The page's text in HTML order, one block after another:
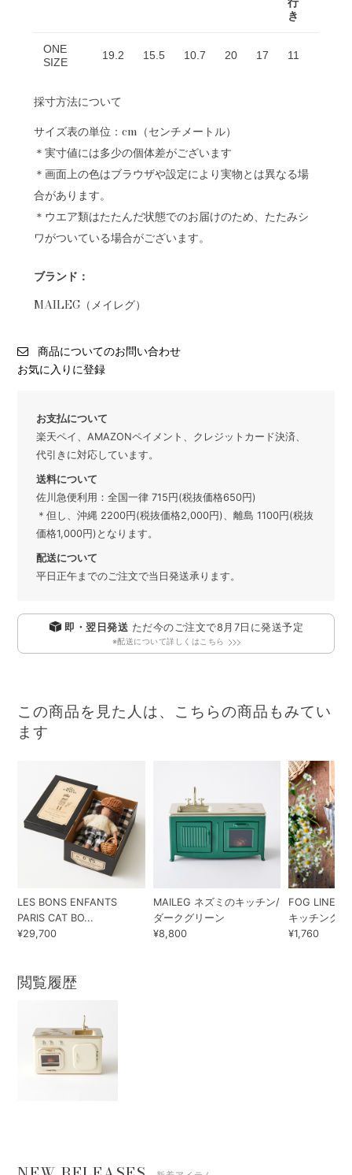
き
ONE
SIZE
19.2 15.5 10.7 20 17 11
採寸方法について
サイズ表の単位：cm（センチメートル）
＊実寸値には多少の個体差がございます
＊画面上の色はブラウザや設定により実物とは異なる場
合があります。
＊ウエア類はたたんだ状態でのお届けのため、たたみシ
ワがついている場合がございます。
ブランド：
MAILEG（メイレグ）
商品についてのお問い合わせ
お気に入りに登録
お支払について
楽天ペイ、AMAZONペイメント、クレジットカード決済、
代引きに対応しています。
送料について
佐川急便利用：全国一律 715円(税抜価格650円)
＊但し、沖縄 2200円(税抜価格2,000円)、離島 1100円(税抜
価格1,000円)となります。
配送について
平日正午までのご注文で当日発送承ります。
即・翌日発送 ただ今のご注文で8月7日 に発送予定
※配送について詳しくはこちら
この商品を見た人は、こちらの商品もみてい
ます
LES BONS ENFANTS
PARIS CAT BO...
¥29,700
MAILEG ネズミのキッチン/
ダークグリーン
¥8,800
FOG LINEN
キッチンク
¥1,760
閲覧履歴